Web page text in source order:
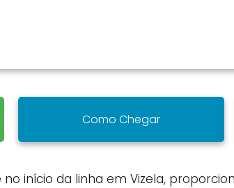
Como Chegar
início da linha em Vizela,